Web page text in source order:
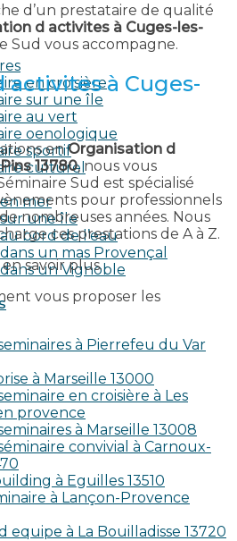
en croisière
sur une île
au vert
oenologique
sportif
culturel
mer
une île
bord de l’eau
un mas Provençal
un Vignoble
d’un prestataire de qualité
d activites à Cuges-les-
Sud vous accompagne.
activites à Cuges-
enOrganisation d
13780, nous vous
Sud est spécialisé
pour professionnels
nombreuses années. Nous
ces prestations de A à Z.
savoir plus.
vous proposer les
à Pierrefeu du Var
à Marseille 13000
en croisière à Les
provence​
à Marseille 13008
convivial à Carnoux-
à Eguilles 13510
à Lançon-Provence
equipe à La Bouilladisse 13720